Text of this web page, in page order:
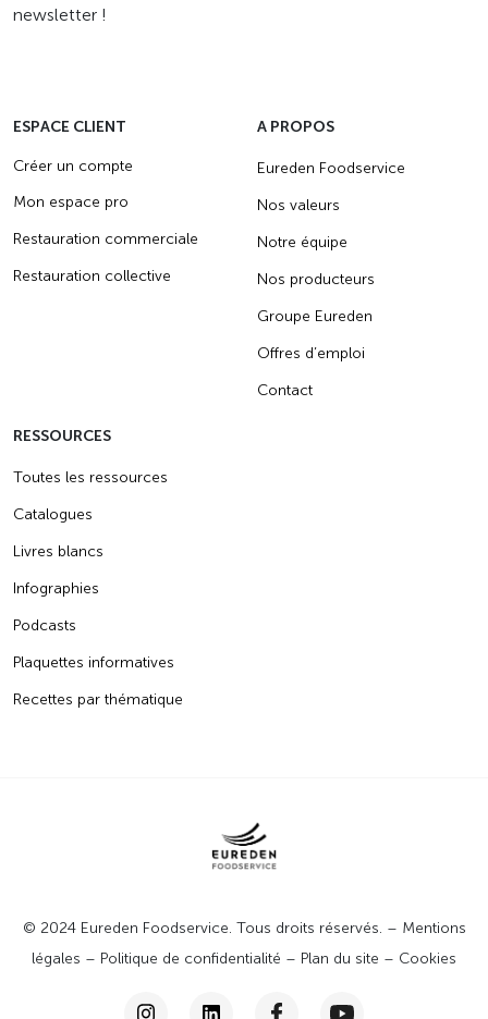
newsletter !
ESPACE CLIENT
Créer un compte
Mon espace pro
Restauration commerciale
Restauration collective
A PROPOS
Eureden Foodservice
Nos valeurs
Notre équipe
Nos producteurs
Groupe Eureden
Offres d’emploi
Contact
RESSOURCES
Toutes les ressources
Catalogues
Livres blancs
Infographies
Podcasts
Plaquettes informatives
Recettes par thématique
© 2024 Eureden Foodservice. Tous droits réservés. – Mentions
légales – Politique de confidentialité – Plan du site – Cookies